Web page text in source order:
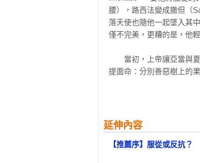
「這是經典的論述，說明
果。」
「米爾格蘭的服從實驗使
本質。」
第十五章 後記
附錄Ⅰ 研究的倫理問題
腰），路西法變成撒但（
落天使也隨他一起墜入其
僅不完美，更糟的是，他
當初，上帝讓亞當與夏
提面命：分別善惡樹上的
園。他們必須辛苦耕種，
直到永遠。世上每個天主
顯然，這些敘事是男人
延伸內容
【推薦序】服從或反抗？